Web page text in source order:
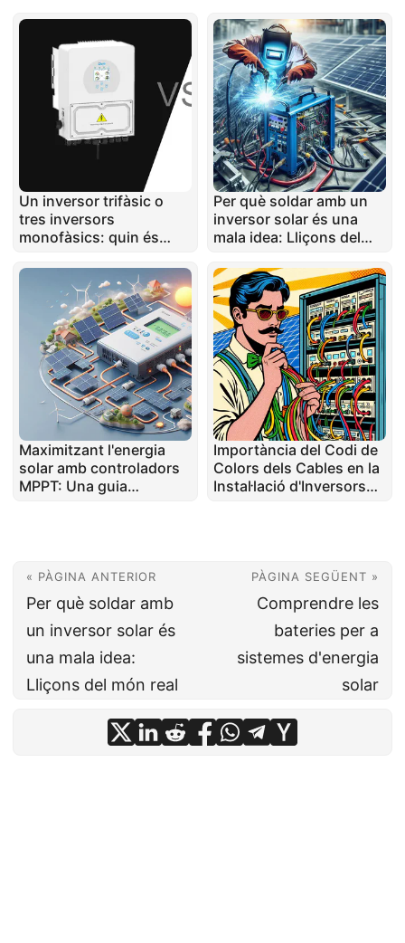
Un inversor trifàsic o
tres inversors
monofàsics: quin és
Per què soldar amb un
inversor solar és una
mala idea: Lliçons del
Maximitzant l'energia
solar amb controladors
MPPT: Una guia
Importància del Codi de
Colors dels Cables en la
Instal·lació d'Inversors
« PÀGINA ANTERIOR
Per què soldar amb
un inversor solar és
una mala idea:
Lliçons del món real
PÀGINA SEGÜENT »
Comprendre les
bateries per a
sistemes d'energia
solar